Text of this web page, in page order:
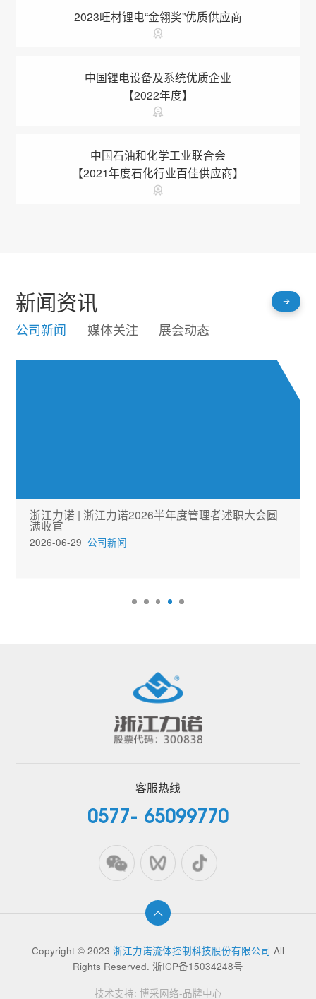
2023旺材锂电“金翎奖”优质供应商
中国锂电设备及系统优质企业
【2022年度】
中国石油和化学工业联合会
【2021年度石化行业百佳供应商】
新闻资讯
公司新闻 媒体关注 展会动态
浙江力诺 | 浙江力诺2026半年度管理者述职大会圆
满收官
2026-06-29 公司新闻
客服热线
0577- 65099770
Copyright © 2023 浙江力诺流体控制科技股份有限公司 All
Rights Reserved. 浙ICP备15034248号
技术支持: 博采网络-品牌中心